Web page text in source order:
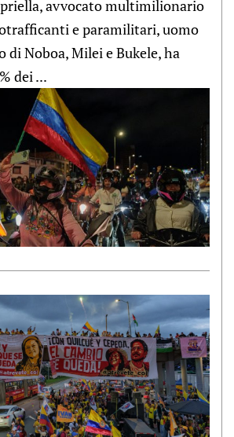
avvocato multimilionario
e paramilitari, uomo
di Noboa, Milei e Bukele, ha
dei ...